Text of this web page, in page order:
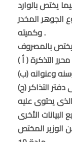
يختص بالوارد
الجوهر المخدر
وكميته .
(ج) التاريخ الذى صرف فيه الدواء ورقم القيد فى دفتر التذاكر
الأخرى